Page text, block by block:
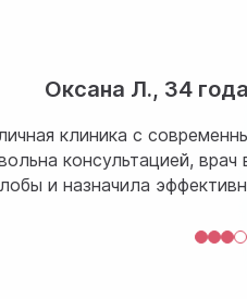
Оксана Л., 34 года
клиника с
консультацией,
и назначила